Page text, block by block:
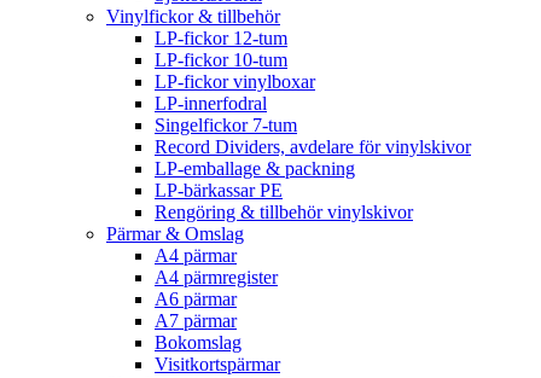
Vinylfickor & tillbehör
LP-fickor 12-tum
LP-fickor 10-tum
LP-fickor vinylboxar
LP-innerfodral
Singelfickor 7-tum
Record Dividers, avdelare för vinylskivor
LP-emballage & packning
LP-bärkassar PE
Rengöring & tillbehör vinylskivor
Pärmar & Omslag
A4 pärmar
A4 pärmregister
A6 pärmar
A7 pärmar
Bokomslag
Visitkortspärmar